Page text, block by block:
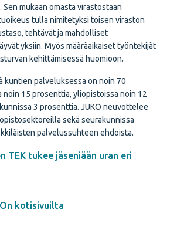
mukaan omasta virastostaan
tulla nimitetyksi toisen viraston
tehtävät ja mahdolliset
yksiin. Myös määräaikaiset työntekijät
kehittämisessä huomioon.
kuntien palveluksessa on noin 70
15 prosenttia, yliopistoissa noin 12
3 prosenttia. JUKO neuvottelee
sekä seurakunnissa
palvelussuhteen ehdoista.
TEK tukee jäseniään uran eri
kotisivuilta